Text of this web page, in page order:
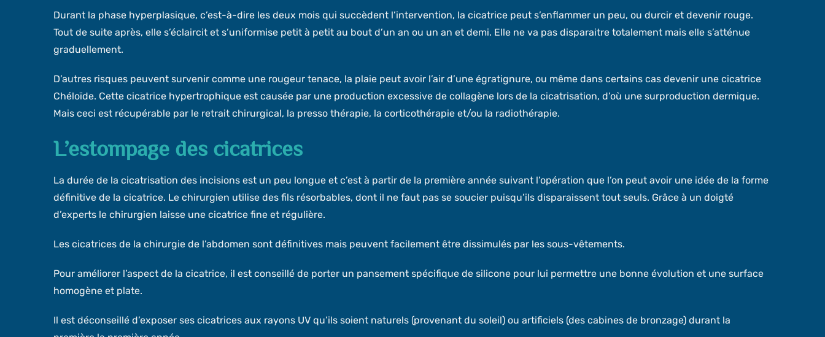
Durant la phase hyperplasique, c’est-à-dire les deux mois qui succèdent l’intervention, la cicatrice peut s’enflammer un peu, ou durcir et devenir rouge.
Tout de suite après, elle s’éclaircit et s’uniformise petit à petit au bout d’un an ou un an et demi. Elle ne va pas disparaitre totalement mais elle s’atténue
graduellement.
D’autres risques peuvent survenir comme une rougeur tenace, la plaie peut avoir l’air d’une égratignure, ou même dans certains cas devenir une cicatrice
Chéloïde. Cette cicatrice hypertrophique est causée par une production excessive de collagène lors de la cicatrisation, d’où une surproduction dermique.
Mais ceci est récupérable par le retrait chirurgical, la presso thérapie, la corticothérapie et/ou la radiothérapie.
L’estompage des cicatrices
La durée de la cicatrisation des incisions est un peu longue et c’est à partir de la première année suivant l’opération que l’on peut avoir une idée de la forme
définitive de la cicatrice. Le chirurgien utilise des fils résorbables, dont il ne faut pas se soucier puisqu’ils disparaissent tout seuls. Grâce à un doigté
d’experts le chirurgien laisse une cicatrice fine et régulière.
Les cicatrices de la chirurgie de l’abdomen sont définitives mais peuvent facilement être dissimulés par les sous-vêtements.
Pour améliorer l’aspect de la cicatrice, il est conseillé de porter un pansement spécifique de silicone pour lui permettre une bonne évolution et une surface
homogène et plate.
Il est déconseillé d’exposer ses cicatrices aux rayons UV qu’ils soient naturels (provenant du soleil) ou artificiels (des cabines de bronzage) durant la